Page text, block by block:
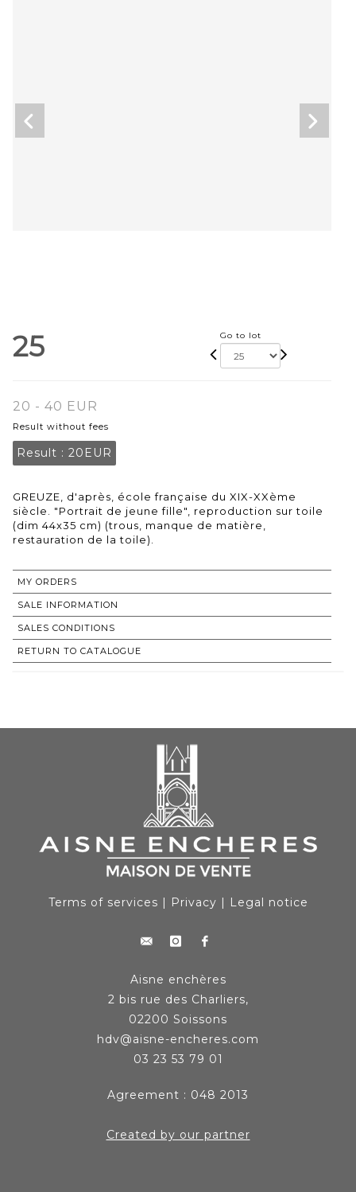
25 Go to lot
20 - 40 EUR
Result without fees
Result : 20EUR
GREUZE, d'après, école française du XIX-XXème
siècle. "Portrait de jeune fille", reproduction sur toile
(dim 44x35 cm) (trous, manque de matière,
restauration de la toile).
MY ORDERS
SALE INFORMATION
SALES CONDITIONS
RETURN TO CATALOGUE
Terms of services | Privacy | Legal notice
Aisne enchères
2 bis rue des Charliers,
02200 Soissons
hdv@aisne-encheres.com
03 23 53 79 01
Agreement : 048 2013
Created by our partner